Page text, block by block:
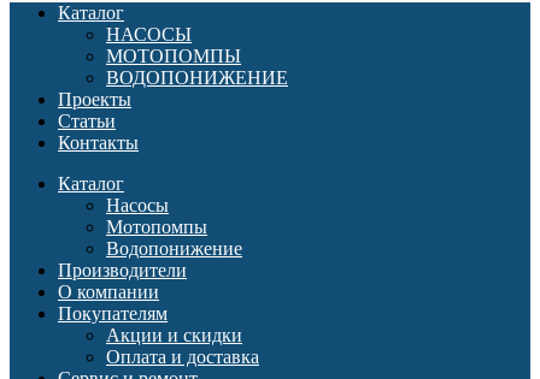
Каталог
НАСОСЫ
МОТОПОМПЫ
ВОДОПОНИЖЕНИЕ
Проекты
Статьи
Контакты
Каталог
Насосы
Мотопомпы
Водопонижение
Производители
О компании
Покупателям
Акции и скидки
Оплата и доставка